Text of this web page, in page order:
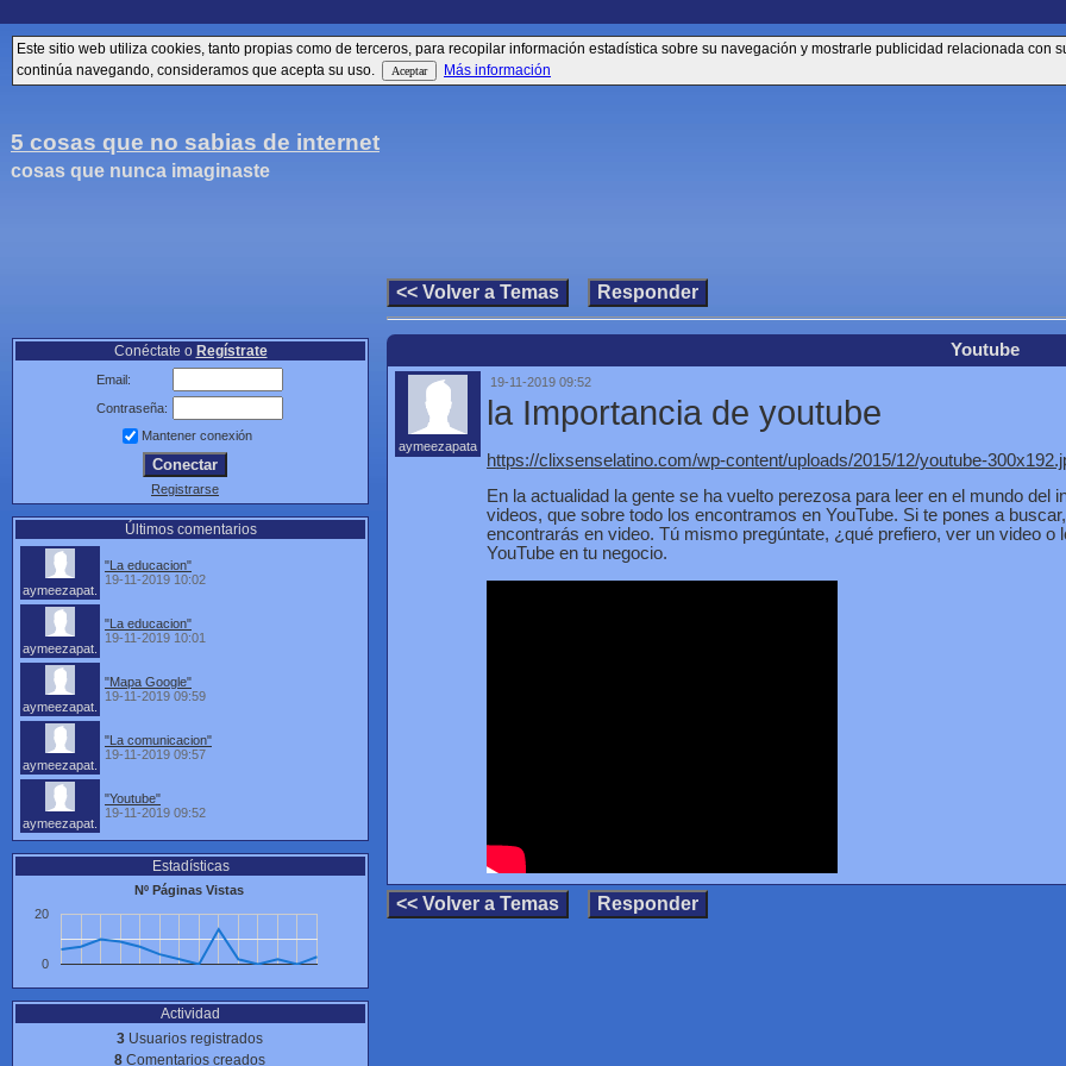
Este sitio web utiliza cookies, tanto propias como de terceros, para recopilar información estadística sobre su navegación y mostrarle publicidad relacionada con
continúa navegando, consideramos que acepta su uso.
Más información
5 cosas que no sabias de internet
cosas que nunca imaginaste
Conéctate o Regístrate
Email:
Contraseña:
Mantener conexión
Registrarse
Últimos comentarios
aymeezapat.
"La educacion"
19-11-2019 10:02
aymeezapat.
"La educacion"
19-11-2019 10:01
aymeezapat.
"Mapa Google"
19-11-2019 09:59
aymeezapat.
"La comunicacion"
19-11-2019 09:57
aymeezapat.
"Youtube"
19-11-2019 09:52
Estadísticas
Nº Páginas Vistas
0
20
Actividad
3Usuarios registrados
8Comentarios creados
Youtube
aymeezapata
19-11-2019 09:52
la Importancia de youtube
https://clixsenselatino.com/wp-content/uploads/2015/12/youtube-
En la actualidad la gente se ha vuelto perezosa para leer en el mundo
videos, que sobre todo los encontramos en YouTube. Si te pones a
encontrarás en video. Tú mismo pregúntate, ¿qué prefiero, ver un video
YouTube en tu negocio.